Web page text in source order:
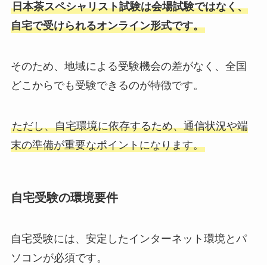
日本茶スペシャリスト試験は会場試験ではなく、
自宅で受けられるオンライン形式です。
そのため、地域による受験機会の差がなく、全国
どこからでも受験できるのが特徴です。
ただし、自宅環境に依存するため、通信状況や端
末の準備が重要なポイントになります。
自宅受験の環境要件
自宅受験には、安定したインターネット環境とパ
ソコンが必須です。